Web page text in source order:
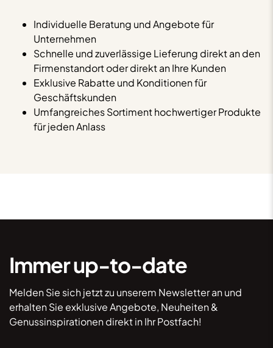
Individuelle Beratung und Angebote für
Unternehmen
Schnelle und zuverlässige Lieferung direkt an den
Firmenstandort oder direkt an Ihre Kunden
Exklusive Rabatte und Konditionen für
Geschäftskunden
Umfangreiches Sortiment hochwertiger Produkte
für jeden Anlass
Immer up-to-date
Melden Sie sich jetzt zu unserem Newsletter an und
erhalten Sie exklusive Angebote, Neuheiten &
Genussinspirationen direkt in Ihr Postfach!